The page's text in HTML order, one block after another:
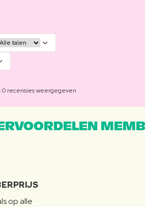
0 recensies weergegeven
op alle